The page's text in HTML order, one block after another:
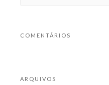
COMENTÁRIOS
ARQUIVOS